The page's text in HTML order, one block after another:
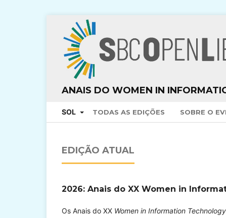
ANAIS DO WOMEN IN
SOL TODAS AS EDIÇÕES SOBRE O
EDIÇÃO ATUAL
2026: Anais do XX Women in
Os Anais do XX Women in Information Technology